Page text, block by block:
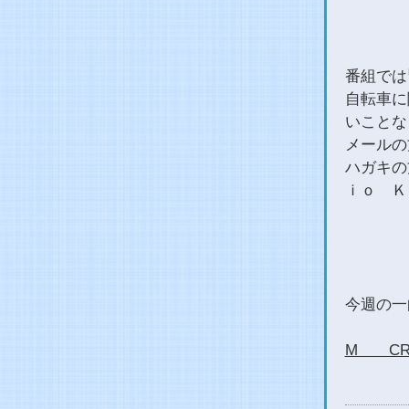
番組で
自転車
いこと
メール
ハガキ
ｉｏ Ｋ
今週の
M